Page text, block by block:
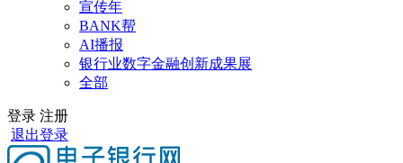
宣传年
BANK帮
AI播报
银行业数字金融创新成果展
全部
登录 注册
退出登录